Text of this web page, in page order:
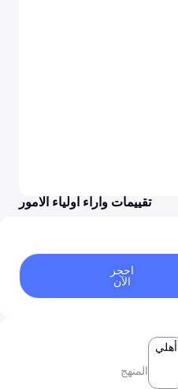
تقييمات واراء اولياء الامور
احجز
الآن
أهلي
المنهج